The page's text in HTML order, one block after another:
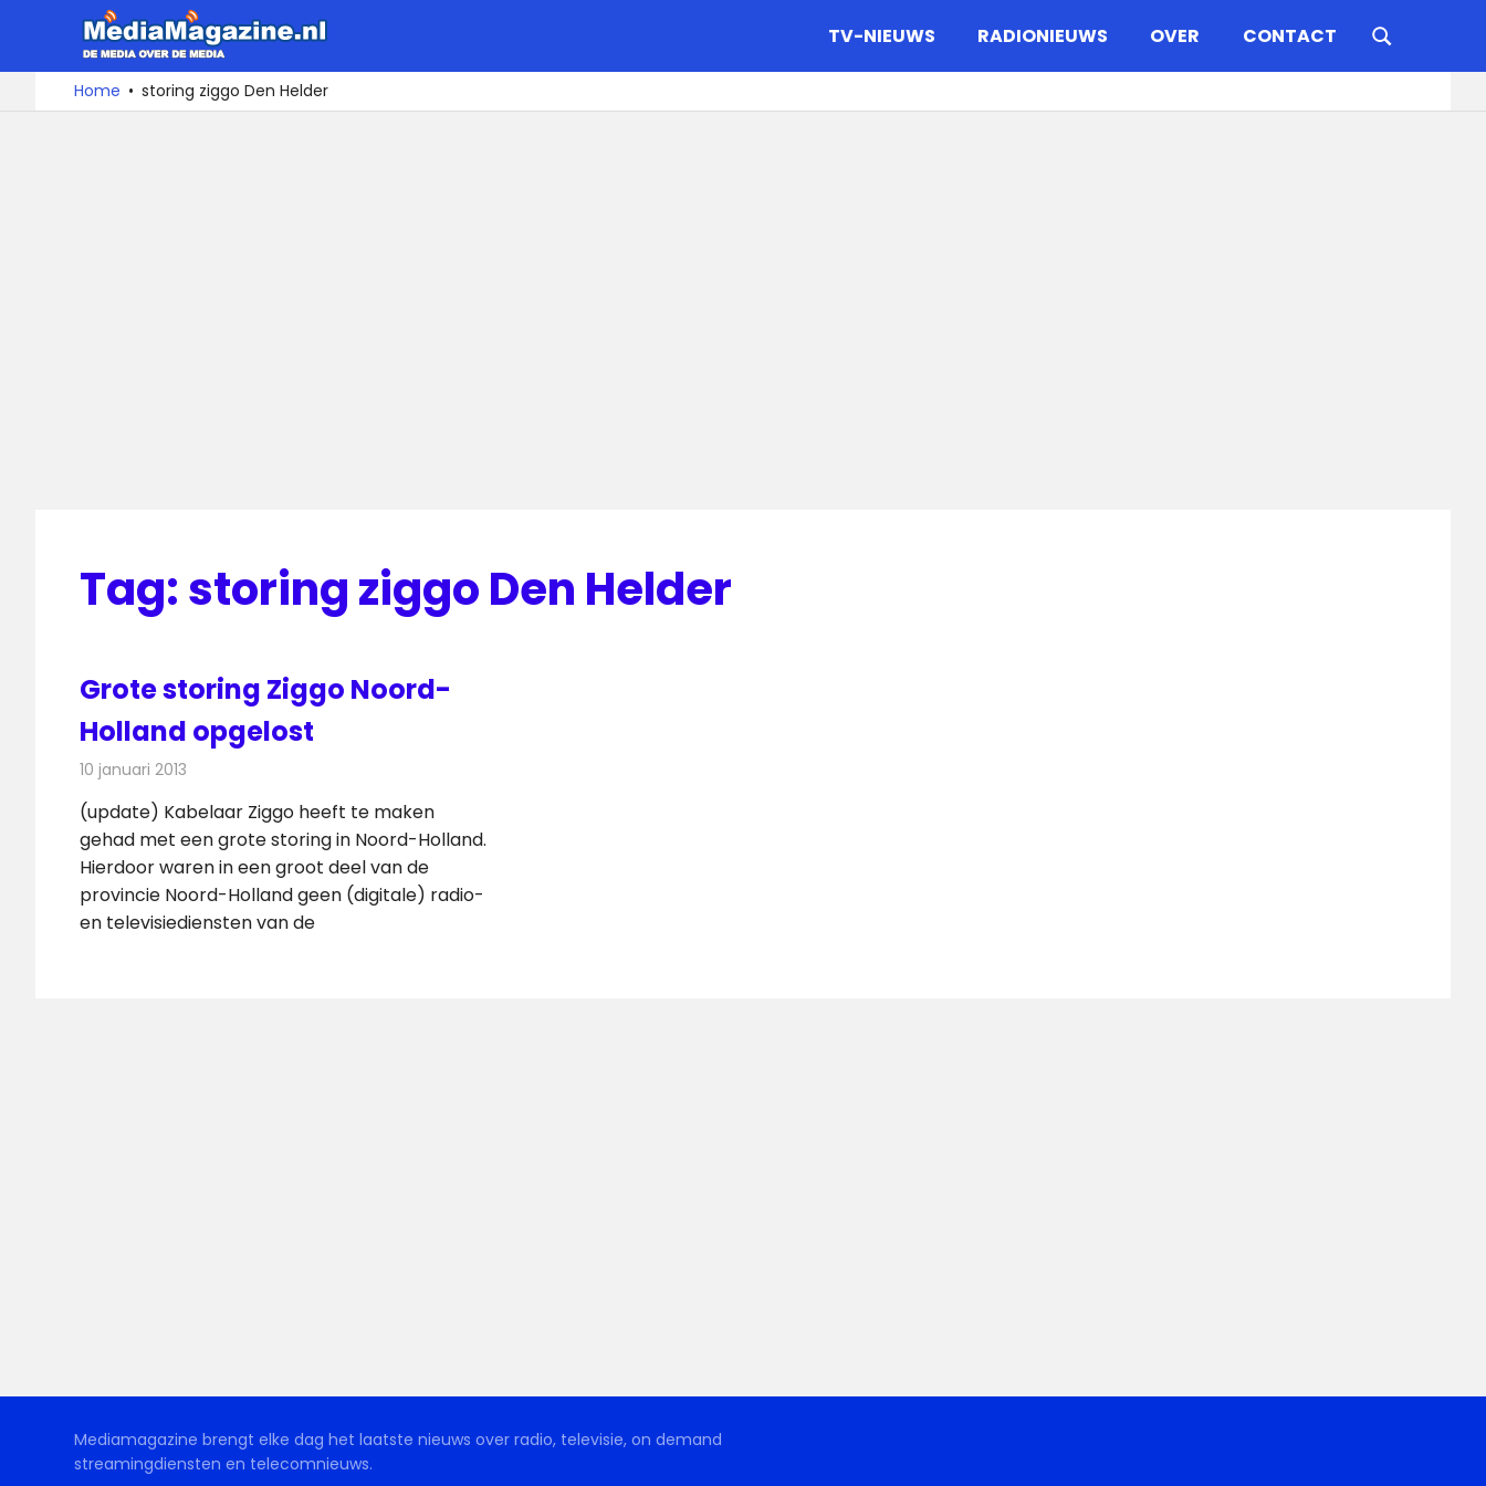
naar
De
media
over
TV-NIEUWS RADIONIEUWS OVER CONTACT
Home storing ziggo Den Helder
Tag:storing ziggo Den Helder
Grote storing Ziggo Noord-
Holland opgelost
10 januari 2013
(update) Kabelaar Ziggo heeft te maken
gehad met een grote storing in Noord-Holland.
Hierdoor waren in een groot deel van de
provincie Noord-Holland geen (digitale) radio-
en televisiediensten van de
Mediamagazine brengt elke dag het laatste nieuws over radio, televisie, on demand
streamingdiensten en telecomnieuws.